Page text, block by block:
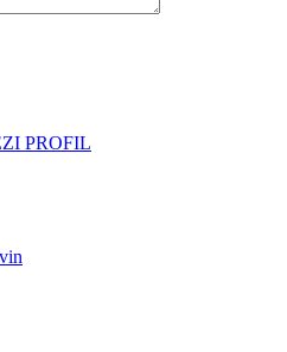
PROFIL